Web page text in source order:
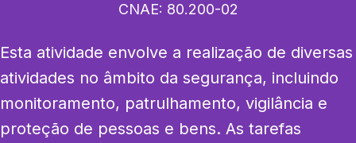
CNAE: 80.200-02
Esta atividade envolve a realização de diversas
atividades no âmbito da segurança, incluindo
monitoramento, patrulhamento, vigilância e
proteção de pessoas e bens. As tarefas